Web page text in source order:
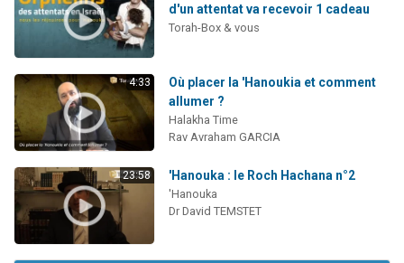
d'un attentat va recevoir 1 cadeau
Torah-Box & vous
4:33
Où placer la 'Hanoukia et comment
allumer ?
Halakha Time
Rav Avraham GARCIA
23:58 'Hanouka : le Roch Hachana n°2
'Hanouka
Dr David TEMSTET